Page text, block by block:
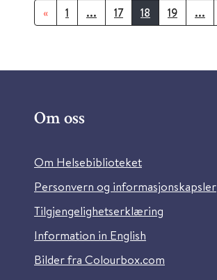
« 1 ... 17 18 19 ...
Om oss
Om Helsebiblioteket
Personvern og informasjonskapsler
Tilgjengelighetserklæring
Information in English
Bilder fra Colourbox.com